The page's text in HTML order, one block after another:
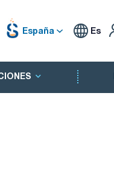
España Es